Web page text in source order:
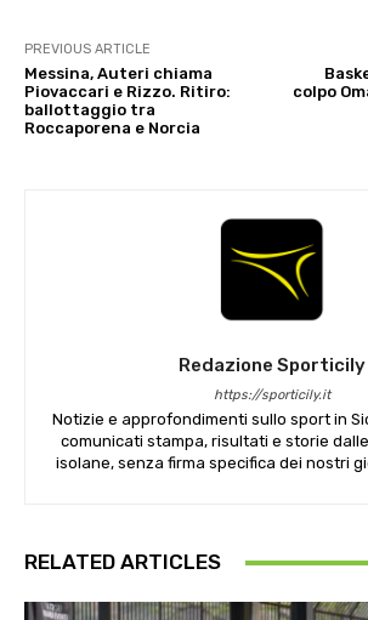
PREVIOUS ARTICLE
Messina, Auteri chiama
Piovaccari e Rizzo. Ritiro:
ballottaggio tra
Roccaporena e Norcia
colpo
Redazione Sporticily
https://sporticily.it
Notizie e approfondimenti sullo sport in
comunicati stampa, risultati e storie
isolane, senza firma specifica dei nostri
RELATED ARTICLES